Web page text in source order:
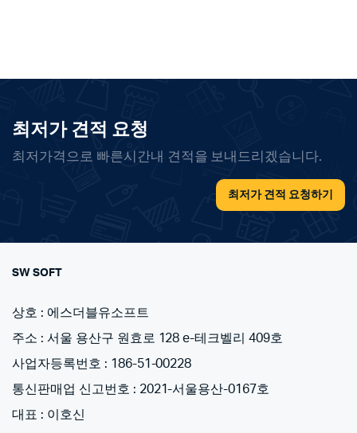
최저가 견적 요청
최저가격으로 빠른시간내 견적을 보내드리겠습니다.
최저가 견적 요청하기
SW SOFT
상호 : 에스더블유소프트
주소 : 서울 용산구 원효로 128 e-테크벨리 409호
사업자등록번호 : 186-51-00228
통신판매업 신고번호 : 2021-서울용산-0167호
대표 : 이호신